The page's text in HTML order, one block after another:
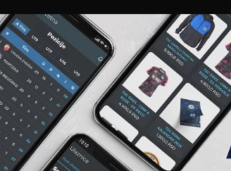
GALERIJE A TIM ČLANSTVO AKREDITACIJE KLUB
ANALIZA UTAKMICE